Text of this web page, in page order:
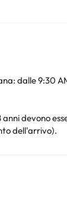
dalle 9:30
anni devono
dell'arrivo).